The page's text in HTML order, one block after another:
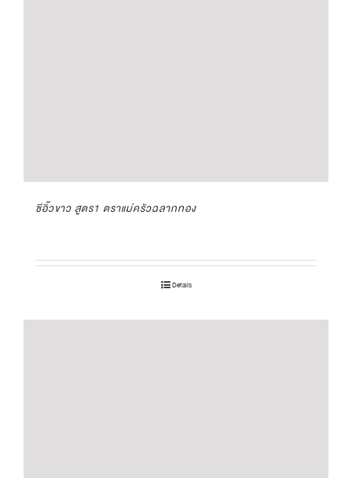
ซีอิ๊วขาว สูตร1 ตราแม่ครัวฉลากทอง
Details